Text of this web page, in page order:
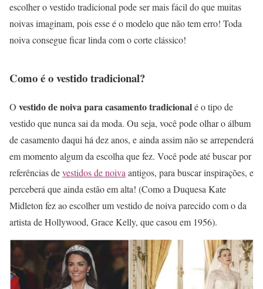
escolher o vestido tradicional pode ser mais fácil do que muitas
noivas imaginam, pois esse é o modelo que não tem erro! Toda
noiva consegue ficar linda com o corte clássico!
Como é o vestido tradicional?
O vestido de noiva para casamento tradicionalé o tipo de
vestido que nunca sai da moda. Ou seja, você pode olhar o álbum
de casamento daqui há dez anos, e ainda assim não se arrependerá
em momento algum da escolha que fez. Você pode até buscar por
referências devestidos de noiva antigos, para buscar inspirações, e
perceberá que ainda estão em alta! (Como a Duquesa Kate
Midleton fez ao escolher um vestido de noiva parecido com o da
artista de Hollywood, Grace Kelly, que casou em 1956).